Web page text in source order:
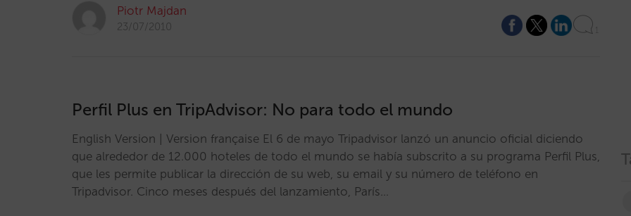
Piotr Majdan
23/07/2010
Perfil Plus en TripAdvisor: No para todo el mundo
English Version | Version française El 6 de mayo Tripadvisor lanzó un anuncio oficial diciendo
que alrededor de 12.000 hoteles de todo el mundo se había subscrito a su programa Perfil Plus,
que les permite publicar la dirección de su web, su email y su número de teléfono en
Tripadvisor. Cinco meses después del lanzamiento, París…